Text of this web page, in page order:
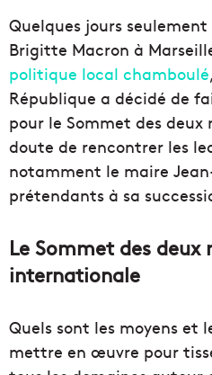
Quelques jours
Brigitte Macron à
politique local chamboulé
République a décidé de
pour le Sommet des deux
doute de rencontrer les
notamment le maire
prétendants à sa
Le Sommet des
internationale
Quels sont les moyens et
mettre en œuvre pour